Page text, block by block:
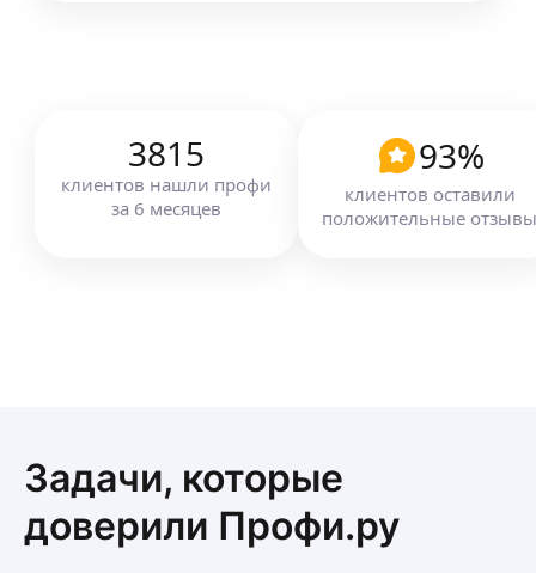
3815
клиентов нашли профи
за 6 месяцев
93%
клиентов оставили
положительные отзывы
Задачи, которые
доверили Профи.ру